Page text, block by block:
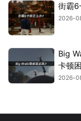
街霸6
2026-
Big
卡顿
2026-